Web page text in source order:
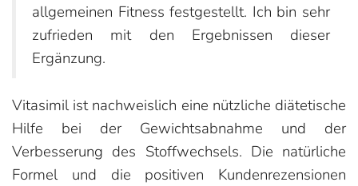
allgemeinen Fitness festgestellt. Ich bin sehr
zufrieden mit den Ergebnissen dieser
Ergänzung.
Vitasimil ist nachweislich eine nützliche diätetische
Hilfe bei der Gewichtsabnahme und der
Verbesserung des Stoffwechsels. Die natürliche
Formel und die positiven Kundenrezensionen